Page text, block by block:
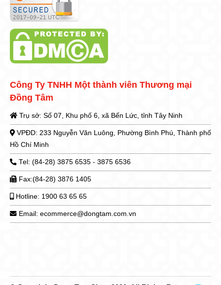
Công Ty TNHH Một thành viên Thương mại
Đồng Tâm
Trụ sở: Số 07, Khu phố 6, xã Bến Lức, tỉnh Tây Ninh
VPĐD: 233 Nguyễn Văn Luông, Phường Bình Phú, Thành phố
Hồ Chí Minh
Tel: (84-28) 3875 6535 - 3875 6536
Fax:(84-28) 3876 1405
Hotline: 1900 63 65 65
Email: ecommerce@dongtam.com.vn